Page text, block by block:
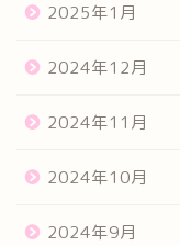
2025年1月
2024年12月
2024年11月
2024年10月
2024年9月